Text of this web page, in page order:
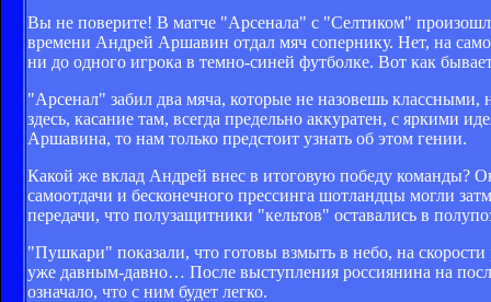
Вы не поверите! В матче "Арсенала" с "Селтиком"
времени Андрей Аршавин отдал мяч сопернику. Нет, на
ни до одного игрока в темно-синей футболке. Вот как
"Арсенал" забил два мяча, которые не назовешь
здесь, касание там, всегда предельно аккуратен, с яркими
Аршавина, то нам только предстоит узнать об этом гении.
Какой же вклад Андрей внес в итоговую победу команды?
самоотдачи и бесконечного прессинга шотландцы могли
передачи, что полузащитники "кельтов" оставались в
"Пушкари" показали, что готовы взмыть в небо, на
уже давным-давно… После выступления россиянина на
означало, что с ним будет легко.